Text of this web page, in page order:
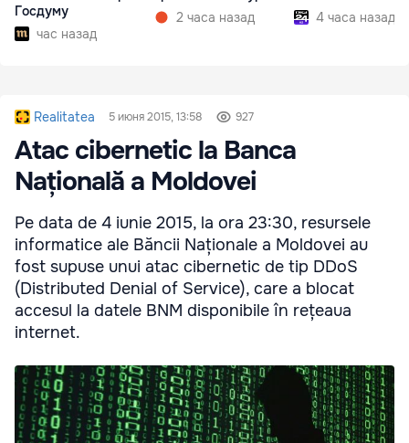
Госдуму
час назад
2 часа назад
4 часа назад
Realitatea 5 июня 2015, 13:58 927
Atac cibernetic la Banca
Națională a Moldovei
Pe data de 4 iunie 2015, la ora 23:30, resursele
informatice ale Băncii Naționale a Moldovei au
fost supuse unui atac cibernetic de tip DDoS
(Distributed Denial of Service), care a blocat
accesul la datele BNM disponibile în rețeaua
internet.